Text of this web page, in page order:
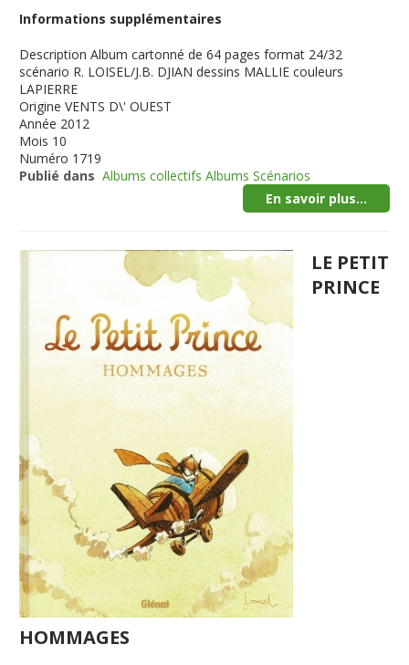
Informations supplémentaires
Description Album cartonné de 64 pages format 24/32
scénario R. LOISEL/J.B. DJIAN dessins MALLIE couleurs
LAPIERRE
Origine VENTS D\' OUEST
Année 2012
Mois 10
Numéro 1719
Publié dans Albums collectifs Albums Scénarios
En savoir plus...
LE PETIT
PRINCE
HOMMAGES